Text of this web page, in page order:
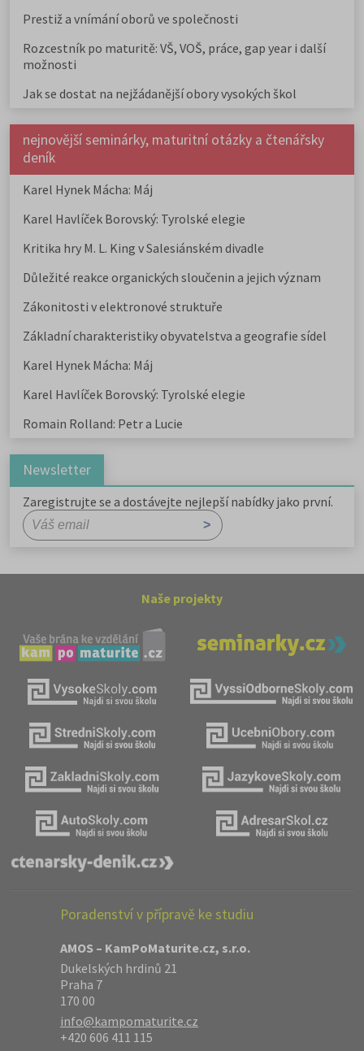
Prestiž a vnímání oborů ve společnosti
Rozcestník po maturitě: VŠ, VOŠ, práce, gap year i další
možnosti
Jak se dostat na nejžádanější obory vysokých škol
nejnovější seminárky, maturitní otázky a čtenářsky
deník
Karel Hynek Mácha: Máj
Karel Havlíček Borovský: Tyrolské elegie
Kritika hry M. L. King v Salesiánském divadle
Důležité reakce organických sloučenin a jejich význam
Zákonitosti v elektronové struktuře
Základní charakteristiky obyvatelstva a geografie sídel
Karel Hynek Mácha: Máj
Karel Havlíček Borovský: Tyrolské elegie
Romain Rolland: Petr a Lucie
Newsletter
Zaregistrujte se a dostávejte nejlepší nabídky jako první.
Naše projekty
Poradenství v přípravě ke studiu
AMOS – KamPoMaturite.cz, s.r.o.
Dukelských hrdinů 21
Praha 7
170 00
info@kampomaturite.cz
+420 606 411 115